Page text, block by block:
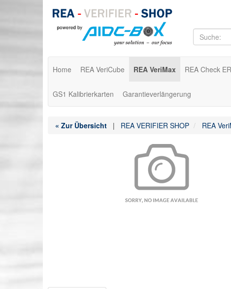
Home REA VeriCube REA VeriMax REA Check ER
GS1 Kalibrierkarten Garantieverlängerung
« Zur Übersicht | REA VERIFIER SHOP REA